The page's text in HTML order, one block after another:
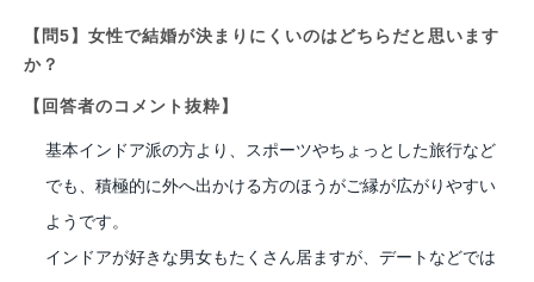
【問5】女性で結婚が決まりにくいのはどちらだと思います
か？
【回答者のコメント抜粋】
基本インドア派の方より、スポーツやちょっとした旅行など
でも、積極的に外へ出かける方のほうがご縁が広がりやすい
ようです。
インドアが好きな男女もたくさん居ますが、デートなどでは